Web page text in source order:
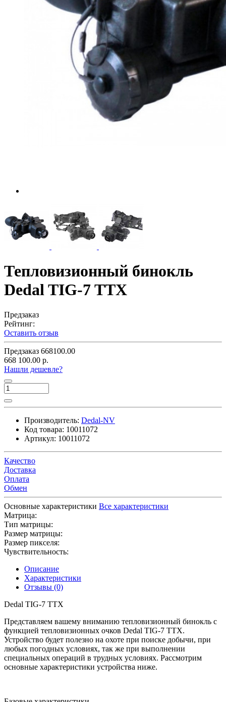
Тепловизионный бинокль
Dedal TIG-7 TTX
Предзаказ
Рейтинг:
Оставить отзыв
Предзаказ 668100.00
668 100.00 р.
Нашли дешевле?
Производитель: Dedal-NV
Код товара: 10011072
Артикул: 10011072
Качество
Доставка
Оплата
Обмен
Основные характеристики Все характеристики
Матрица:
Тип матрицы:
Размер матрицы:
Размер пикселя:
Чувствительность:
Описание
Характеристики
Отзывы (0)
Dedal TIG-7 TTX
Представляем вашему вниманию тепловизионный бинокль с
функцией тепловизионных очков Dedal TIG-7 TTX.
Устройство будет полезно на охоте при поиске добычи, при
любых погодных условиях, так же при выполнении
специальных операций в трудных условиях. Рассмотрим
основные характеристики устройства ниже.